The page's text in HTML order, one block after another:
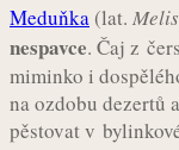
Meduňka (lat.
nespavce. Čaj z
miminko i
na ozdobu dezertů
pěstovat v